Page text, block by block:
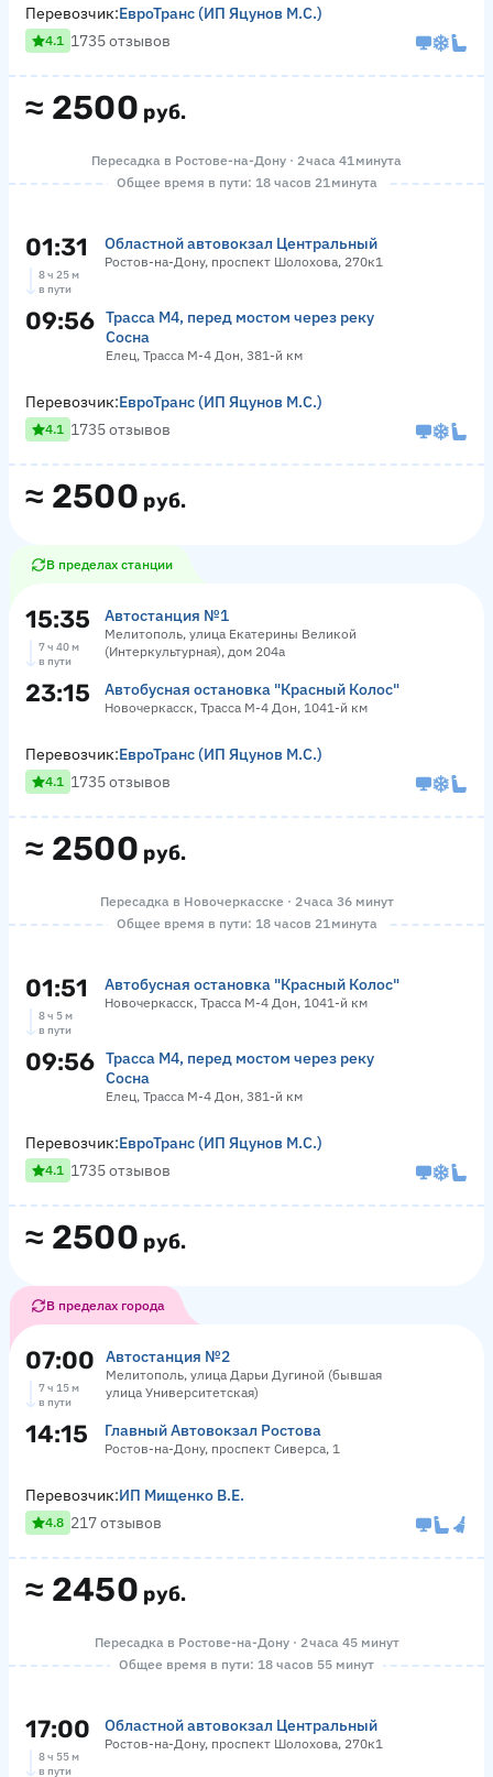
≈ 2500 руб.
Перевозчик:ЕвроТранс (ИП Яцунов М.С.)
4.1 1735 отзывов
Пересадка в Ростове-на-Дону · 2 часа 41 минута
Общее время в пути: 18 часов 21 минута
01:31 Областной автовокзал Центральный
Ростов-на-Дону, проспект Шолохова, 270к1
8 ч 25 м
в пути
09:56 Трасса М4, перед мостом через реку
Сосна
Елец, Трасса М-4 Дон, 381-й км
≈ 2500 руб.
Перевозчик:ЕвроТранс (ИП Яцунов М.С.)
4.1 1735 отзывов
В пределах станции
15:35 Автостанция №1
Мелитополь, улица Екатерины Великой
(Интеркультурная), дом 204а
7 ч 40 м
в пути
23:15 Автобусная остановка "Красный Колос"
Новочеркасск, Трасса М-4 Дон, 1041-й км
≈ 2500 руб.
Перевозчик:ЕвроТранс (ИП Яцунов М.С.)
4.1 1735 отзывов
Пересадка в Новочеркасске · 2 часа 36 минут
Общее время в пути: 18 часов 21 минута
01:51 Автобусная остановка "Красный Колос"
Новочеркасск, Трасса М-4 Дон, 1041-й км
8 ч 5 м
в пути
09:56 Трасса М4, перед мостом через реку
Сосна
Елец, Трасса М-4 Дон, 381-й км
≈ 2500 руб.
Перевозчик:ЕвроТранс (ИП Яцунов М.С.)
4.1 1735 отзывов
В пределах города
07:00 Автостанция №2
Мелитополь, улица Дарьи Дугиной (бывшая
улица Университетская)
7 ч 15 м
в пути
14:15 Главный Автовокзал Ростова
Ростов-на-Дону, проспект Сиверса, 1
≈ 2450 руб.
Перевозчик:ИП Мищенко В.Е.
4.8 217 отзывов
Пересадка в Ростове-на-Дону · 2 часа 45 минут
Общее время в пути: 18 часов 55 минут
17:00 Областной автовокзал Центральный
Ростов-на-Дону, проспект Шолохова, 270к1
8 ч 55 м
в пути